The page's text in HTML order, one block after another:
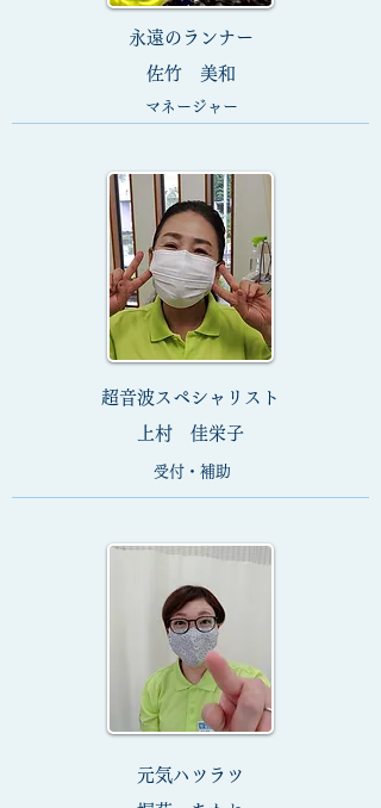
永遠のランナー
​佐竹 美和
​マネージャー
​超音波スペシャリスト
上村 佳栄子
受付・補助
​元気ハツラツ